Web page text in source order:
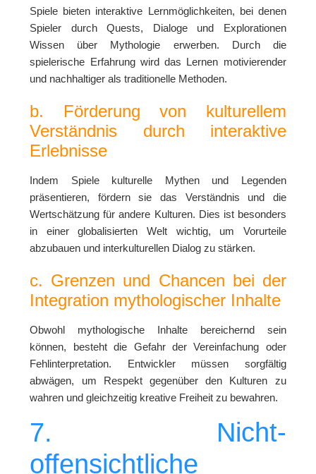
Spiele bieten interaktive Lernmöglichkeiten, bei denen
Spieler durch Quests, Dialoge und Explorationen
Wissen über Mythologie erwerben. Durch die
spielerische Erfahrung wird das Lernen motivierender
und nachhaltiger als traditionelle Methoden.
b. Förderung von kulturellem
Verständnis durch interaktive
Erlebnisse
Indem Spiele kulturelle Mythen und Legenden
präsentieren, fördern sie das Verständnis und die
Wertschätzung für andere Kulturen. Dies ist besonders
in einer globalisierten Welt wichtig, um Vorurteile
abzubauen und interkulturellen Dialog zu stärken.
c. Grenzen und Chancen bei der
Integration mythologischer Inhalte
Obwohl mythologische Inhalte bereichernd sein
können, besteht die Gefahr der Vereinfachung oder
Fehlinterpretation. Entwickler müssen sorgfältig
abwägen, um Respekt gegenüber den Kulturen zu
wahren und gleichzeitig kreative Freiheit zu bewahren.
7. Nicht-
offensichtliche